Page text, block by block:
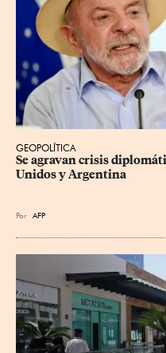
GEOPOLÍTICA
Se agravan crisis
Unidos y Argentina
Por AFP